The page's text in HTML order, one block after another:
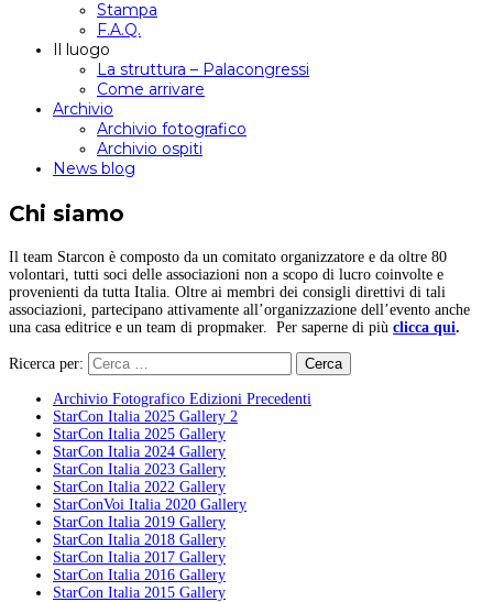
Stampa
F.A.Q.
Il luogo
La struttura – Palacongressi
Come arrivare
Archivio
Archivio fotografico
Archivio ospiti
News blog
Chi siamo
Il team Starcon è composto da un comitato organizzatore e da oltre 80
volontari, tutti soci delle associazioni non a scopo di lucro coinvolte e
provenienti da tutta Italia. Oltre ai membri dei consigli direttivi di tali
associazioni, partecipano attivamente all’organizzazione dell’evento anche
una casa editrice e un team di propmaker. Per saperne di più clicca qui.
Ricerca per:
Archivio Fotografico Edizioni Precedenti
StarCon Italia 2025 Gallery 2
StarCon Italia 2025 Gallery
StarCon Italia 2024 Gallery
StarCon Italia 2023 Gallery
StarCon Italia 2022 Gallery
StarConVoi Italia 2020 Gallery
StarCon Italia 2019 Gallery
StarCon Italia 2018 Gallery
StarCon Italia 2017 Gallery
StarCon Italia 2016 Gallery
StarCon Italia 2015 Gallery